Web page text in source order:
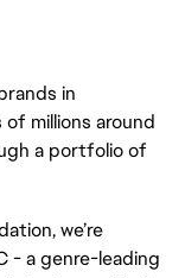
in
millions around
a portfolio of
we’re
- a genre-leading